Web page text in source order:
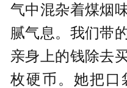
气中混杂着煤烟
腻气息。我们带
亲身上的钱除去
枚硬币。她把口